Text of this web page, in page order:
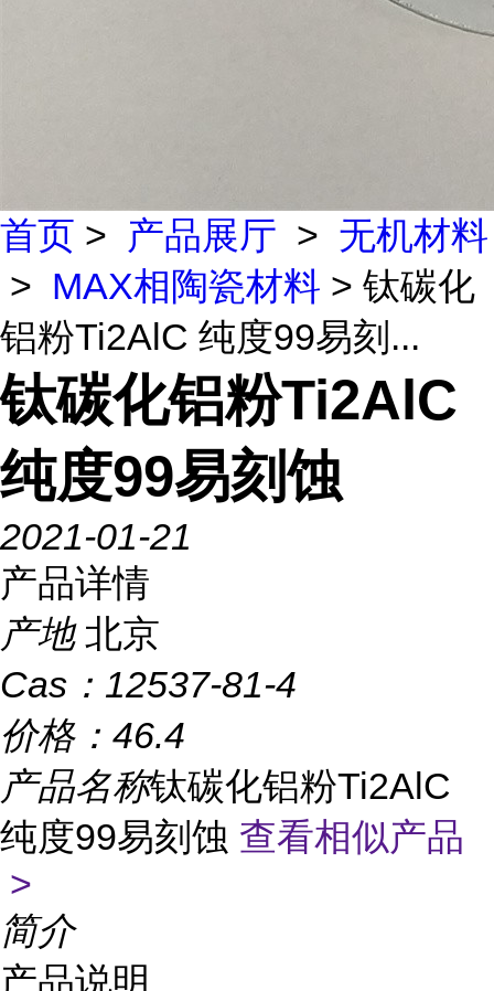
首页 > 产品展厅 > 无机材料
> MAX相陶瓷材料 > 钛碳化
铝粉Ti2AlC 纯度99易刻...
钛碳化铝粉Ti2AlC
纯度99易刻蚀
2021-01-21
产品详情
产地 北京
Cas： 12537-81-4
价格： 46.4
产品名称钛碳化铝粉Ti2AlC
纯度99易刻蚀 查看相似产品
>
简介
产品说明